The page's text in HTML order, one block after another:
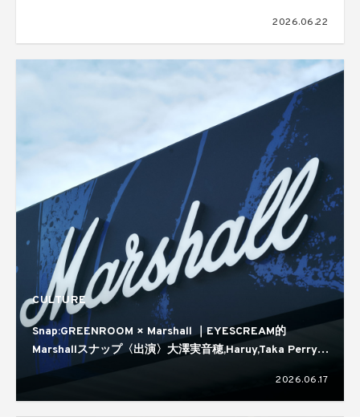
2026.06.22
CULTURE
Snap:GREENROOM × Marshall ｜EYESCREAM的
Marshallスナップ〈出演〉大澤実音穂,Haruy,Taka Perry,
蒼葉える,kirin
2026.06.17